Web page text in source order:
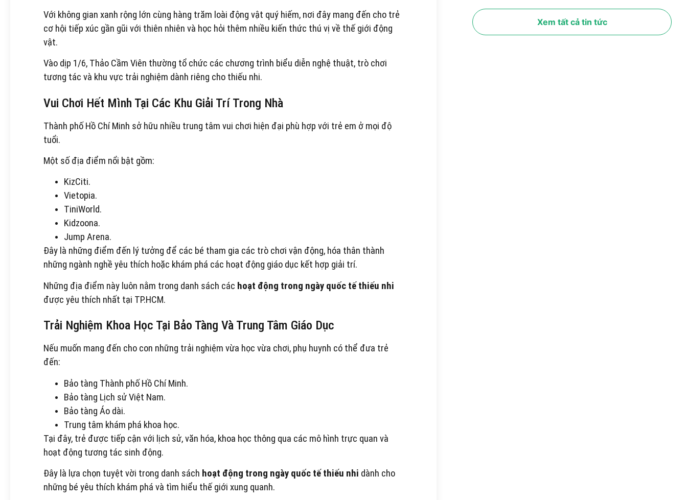
Với không gian xanh rộng lớn cùng hàng trăm loài động vật quý hiếm, nơi đây mang đến cho trẻ
cơ hội tiếp xúc gần gũi với thiên nhiên và học hỏi thêm nhiều kiến thức thú vị về thế giới động
vật.
Vào dịp 1/6, Thảo Cầm Viên thường tổ chức các chương trình biểu diễn nghệ thuật, trò chơi
tương tác và khu vực trải nghiệm dành riêng cho thiếu nhi.
Vui Chơi Hết Mình Tại Các Khu Giải Trí Trong Nhà
Thành phố Hồ Chí Minh sở hữu nhiều trung tâm vui chơi hiện đại phù hợp với trẻ em ở mọi độ
tuổi.
Một số địa điểm nổi bật gồm:
KizCiti.
Vietopia.
TiniWorld.
Kidzoona.
Jump Arena.
Đây là những điểm đến lý tưởng để các bé tham gia các trò chơi vận động, hóa thân thành
những ngành nghề yêu thích hoặc khám phá các hoạt động giáo dục kết hợp giải trí.
Những địa điểm này luôn nằm trong danh sách các hoạt động trong ngày quốc tế thiếu nhi
được yêu thích nhất tại TP.HCM.
Trải Nghiệm Khoa Học Tại Bảo Tàng Và Trung Tâm Giáo Dục
Nếu muốn mang đến cho con những trải nghiệm vừa học vừa chơi, phụ huynh có thể đưa trẻ
đến:
Bảo tàng Thành phố Hồ Chí Minh.
Bảo tàng Lịch sử Việt Nam.
Bảo tàng Áo dài.
Trung tâm khám phá khoa học.
Tại đây, trẻ được tiếp cận với lịch sử, văn hóa, khoa học thông qua các mô hình trực quan và
hoạt động tương tác sinh động.
Đây là lựa chọn tuyệt vời trong danh sách hoạt động trong ngày quốc tế thiếu nhi dành cho
những bé yêu thích khám phá và tìm hiểu thế giới xung quanh.
Xem tất cả tin tức